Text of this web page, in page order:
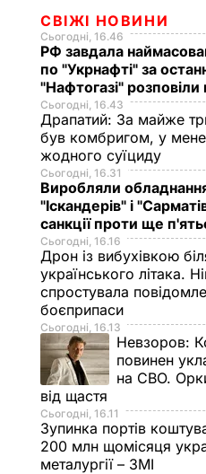
СВІЖІ НОВИНИ
Сьогодні, 16.46
РФ завдала
по "Укрнафті" за
"Нафтогазі" розповіли
Сьогодні, 16.43
Драпатий: За майже
був комбригом, у
жодного суїциду
Сьогодні, 16.31
Виробляли
"Іскандерів" і
санкції проти ще
Сьогодні, 16.16
Дрон із вибухівкою
українського літака.
спростувала
боєприпаси
Сьогодні, 16.13
Невзоров:
повинен
на СВО.
від щастя
Сьогодні, 16.11
Зупинка портів
200 млн щомісяця
металургії – ЗМІ